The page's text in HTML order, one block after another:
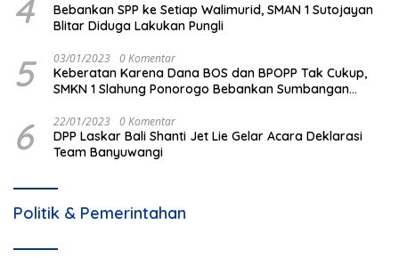
4
Bebankan SPP ke Setiap Walimurid, SMAN 1 Sutojayan
Blitar Diduga Lakukan Pungli
5 03/01/2023 0 Komentar
Keberatan Karena Dana BOS dan BPOPP Tak Cukup,
SMKN 1 Slahung Ponorogo Bebankan Sumbangan
6 22/01/2023 0 Komentar
DPP Laskar Bali Shanti Jet Lie Gelar Acara Deklarasi
Team Banyuwangi
Politik & Pemerintahan